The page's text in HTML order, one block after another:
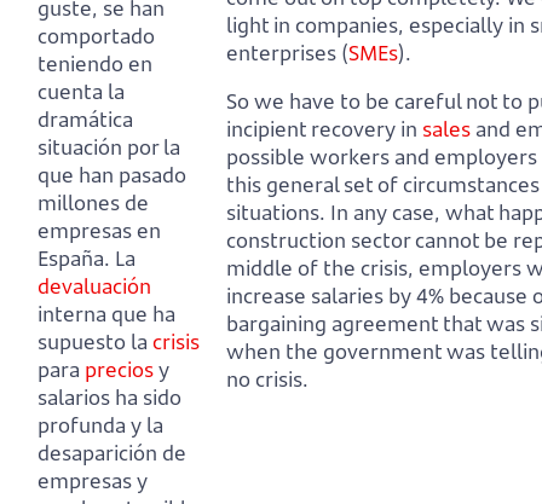
guste, se han
comportado
teniendo en
cuenta la
dramática
situación por la
que han pasado
millones de
empresas en
España. La
devaluación
interna que ha
supuesto la crisis
para preciosy
salarios ha sido
profunda y la
desaparición de
empresas y
light in companies, especially in
enterprises (SMEs).
So we have to be careful not to
incipient recovery in sales and
possible workers and
this general set of
situations. In any case, what
construction sector cannot be
middle of the crisis, employers
increase salaries by 4% because
bargaining agreement that was
when the government was
no crisis.